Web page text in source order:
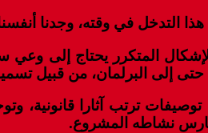
التدخل في وقته، وجدنا
المتكرر يحتاج إلى وعي
إلى البرلمان، من قبيل
توصيفات ترتب آثارا
نشاطه المشروع.